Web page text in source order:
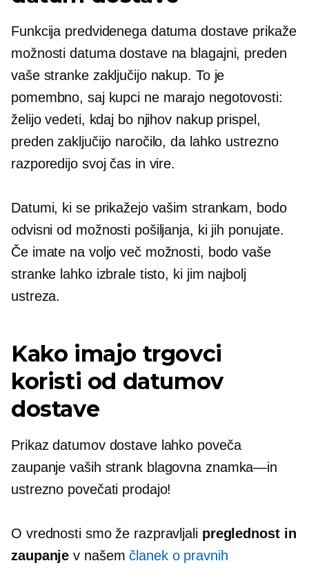
Funkcija predvidenega datuma dostave prikaže
možnosti datuma dostave na blagajni, preden
vaše stranke zaključijo nakup. To je
pomembno, saj kupci ne marajo negotovosti:
želijo vedeti, kdaj bo njihov nakup prispel,
preden zaključijo naročilo, da lahko ustrezno
razporedijo svoj čas in vire.
Datumi, ki se prikažejo vašim strankam, bodo
odvisni od možnosti pošiljanja, ki jih ponujate.
Če imate na voljo več možnosti, bodo vaše
stranke lahko izbrale tisto, ki jim najbolj
ustreza.
Kako imajo trgovci
koristi od datumov
dostave
Prikaz datumov dostave lahko poveča
zaupanje vaših strank blagovna znamka—in
ustrezno povečati prodajo!
O vrednosti smo že razpravljali preglednost in
zaupanje v našemčlanek o pravnih